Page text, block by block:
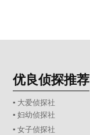
优良侦探推荐
▪ 大爱侦探社
▪ 妇幼侦探社
▪ 女子侦探社